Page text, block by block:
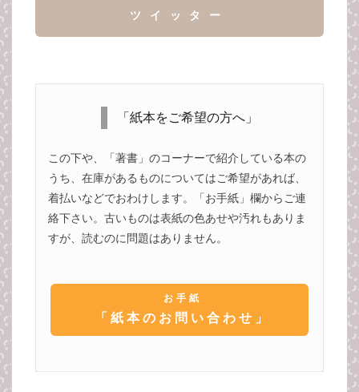
ツイッター
「紙本をご希望の方へ」
この下や、「著書」のコーナーで紹介している本の
うち、在庫があるものについてはご希望があれば、
着払いなどでおわけします。「お手紙」欄からご連
絡下さい。古いものは表紙の色あせや汚れもありま
すが、読むのに問題はありません。
お手紙
「紙本のお問い合わせ」